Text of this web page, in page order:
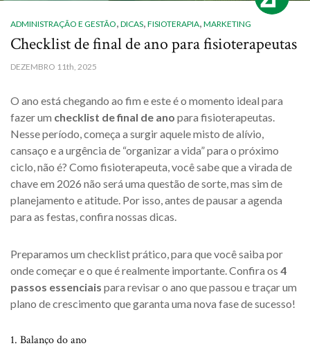
ADMINISTRAÇÃO E GESTÃO, DICAS, FISIOTERAPIA, MARKETING
Checklist de final de ano para fisioterapeutas
DEZEMBRO 11th, 2025
O ano está chegando ao fim e este é o momento ideal para
fazer um checklist de final de ano para fisioterapeutas.
Nesse período, começa a surgir aquele misto de alívio,
cansaço e a urgência de “organizar a vida” para o próximo
ciclo, não é? Como fisioterapeuta, você sabe que a virada de
chave em 2026 não será uma questão de sorte, mas sim de
planejamento e atitude. Por isso, antes de pausar a agenda
para as festas, confira nossas dicas.
Preparamos um checklist prático, para que você saiba por
onde começar e o que é realmente importante. Confira os 4
passos essenciais para revisar o ano que passou e traçar um
plano de crescimento que garanta uma nova fase de sucesso!
1. Balanço do ano